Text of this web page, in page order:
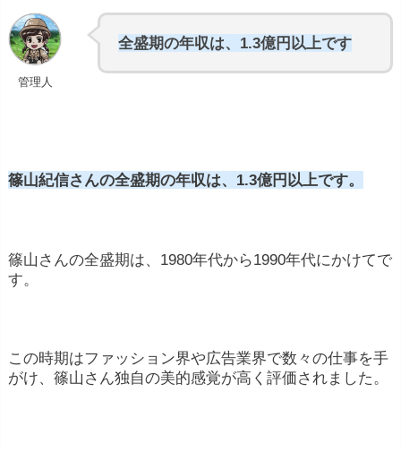
管理人
全盛期の年収は、1.3億円以上です
篠山紀信さんの全盛期の年収は、1.3億円以上です。
篠山さんの全盛期は、 1980年代から1990年代にかけてで
す。
この時期はファッション界や広告業界で数々の仕事を手
がけ、篠山さん独自の美的感覚が高く評価されました。